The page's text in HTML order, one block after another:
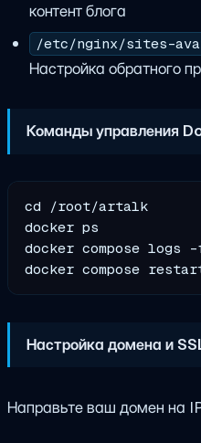
контент блога
/etc/nginx/sites-
Настройка обратного
Команды управления
cd /root/artalk
docker ps
docker compose
Настройка домена и
Направьте ваш домен на